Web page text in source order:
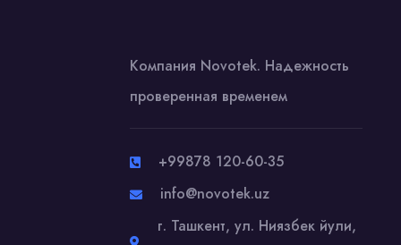
Компания Novotek. Надежность
проверенная временем
+99878 120-60-35
info@novotek.uz
г. Ташкент, ул. Ниязбек йули,